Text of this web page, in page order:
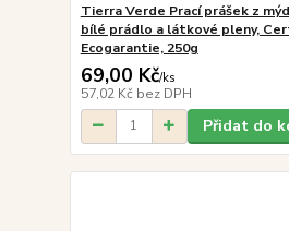
Tierra Verde Prací prášek z
bílé prádlo a látkové pleny,
Ecogarantie, 250g
69,00 Kč/ks
57,02 Kč bez DPH
Přidat do